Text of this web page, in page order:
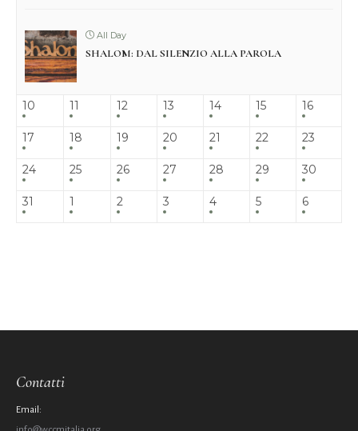
All Day
SHALOM: DAL SILENZIO ALLA PAROLA
10 11 12 13 14 15 16
17 18 19 20 21 22 23
24 25 26 27 28 29 30
31 1 2 3 4 5 6
Contatti
Email: